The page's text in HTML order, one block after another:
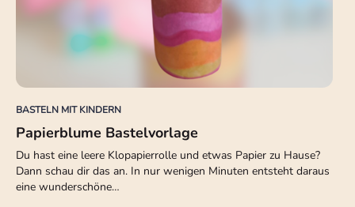
BASTELN MIT KINDERN
Papierblume Bastelvorlage
Du hast eine leere Klopapierrolle und etwas Papier zu Hause?
Dann schau dir das an. In nur wenigen Minuten entsteht daraus
eine wunderschöne…